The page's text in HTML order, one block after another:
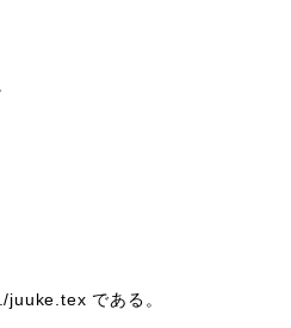
である。